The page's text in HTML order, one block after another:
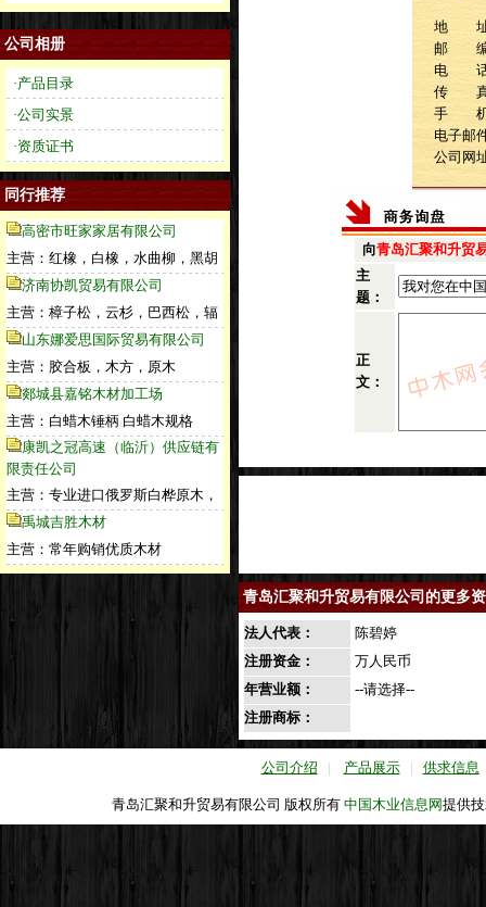
公司相册
·产品目录
·公司实景
·资质证书
同行推荐
高密市旺家家居有限公司
主营：红橡，白橡，水曲柳，黑胡
济南协凯贸易有限公司
主营：樟子松，云杉，巴西松，辐
山东娜爱思国际贸易有限公司
主营：胶合板，木方，原木
郯城县嘉铭木材加工场
主营：白蜡木锤柄 白蜡木规格
康凯之冠高速（临沂）供应链有
限责任公司
主营：专业进口俄罗斯白桦原木，
禹城吉胜木材
主营：常年购销优质木材
地 址
邮 编
电 话
传 真
手 机
电子邮
公司网
向青岛汇聚和升贸
主
题：
正
文：
青岛汇聚和升贸易有限公司的更多
法人代表：
陈碧婷
注册资金：
万人民币
年营业额：
--请选择--
注册商标：
公司介绍 | 产品展示 | 供求信息
青岛汇聚和升贸易有限公司 版权所有 中国木业信息网提供